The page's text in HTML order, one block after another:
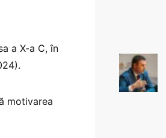
a X-a C, în
motivarea